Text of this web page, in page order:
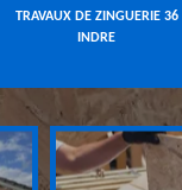
TRAVAUX DE ZINGUERIE 36
INDRE